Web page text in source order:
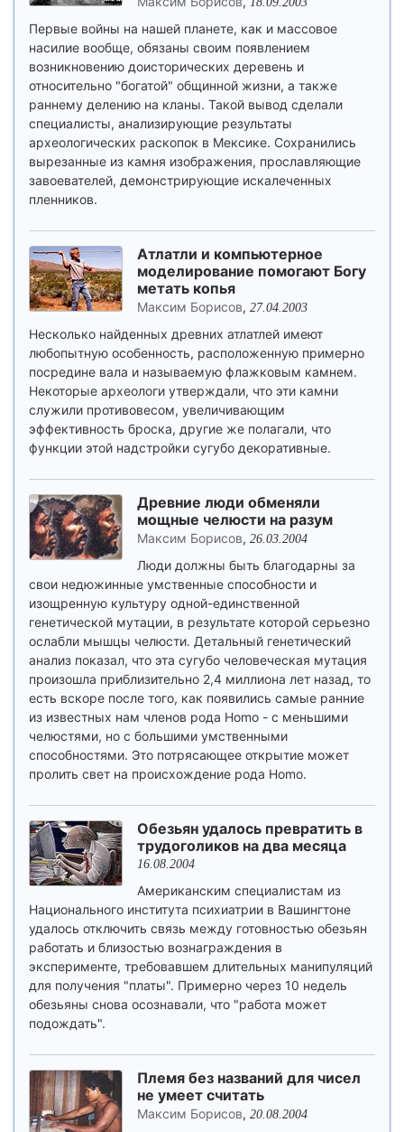
Первые войны на нашей планете, как и массовое
насилие вообще, обязаны своим появлением
возникновению доисторических деревень и
относительно "богатой" общинной жизни, а также
раннему делению на кланы. Такой вывод сделали
специалисты, анализирующие результаты
археологических раскопок в Мексике. Сохранились
вырезанные из камня изображения, прославляющие
завоевателей, демонстрирующие искалеченных
пленников.
Атлатли и компьютерное
моделирование помогают Богу
метать копья
Максим Борисов, 27.04.2003
Несколько найденных древних атлатлей имеют
любопытную особенность, расположенную примерно
посредине вала и называемую флажковым камнем.
Некоторые археологи утверждали, что эти камни
служили противовесом, увеличивающим
эффективность броска, другие же полагали, что
функции этой надстройки сугубо декоративные.
Древние люди обменяли
мощные челюсти на разум
Максим Борисов, 26.03.2004
Люди должны быть благодарны за
свои недюжинные умственные способности и
изощренную культуру одной-единственной
генетической мутации, в результате которой серьезно
ослабли мышцы челюсти. Детальный генетический
анализ показал, что эта сугубо человеческая мутация
произошла приблизительно 2,4 миллиона лет назад, то
есть вскоре после того, как появились самые ранние
из известных нам членов рода Homo - с меньшими
челюстями, но с большими умственными
способностями. Это потрясающее открытие может
пролить свет на происхождение рода Homo.
Обезьян удалось превратить в
трудоголиков на два месяца
16.08.2004
Американским специалистам из
Национального института психиатрии в Вашингтоне
удалось отключить связь между готовностью обезьян
работать и близостью вознаграждения в
эксперименте, требовавшем длительных манипуляций
для получения "платы". Примерно через 10 недель
обезьяны снова осознавали, что "работа может
подождать".
Племя без названий для чисел
не умеет считать
Максим Борисов, 20.08.2004